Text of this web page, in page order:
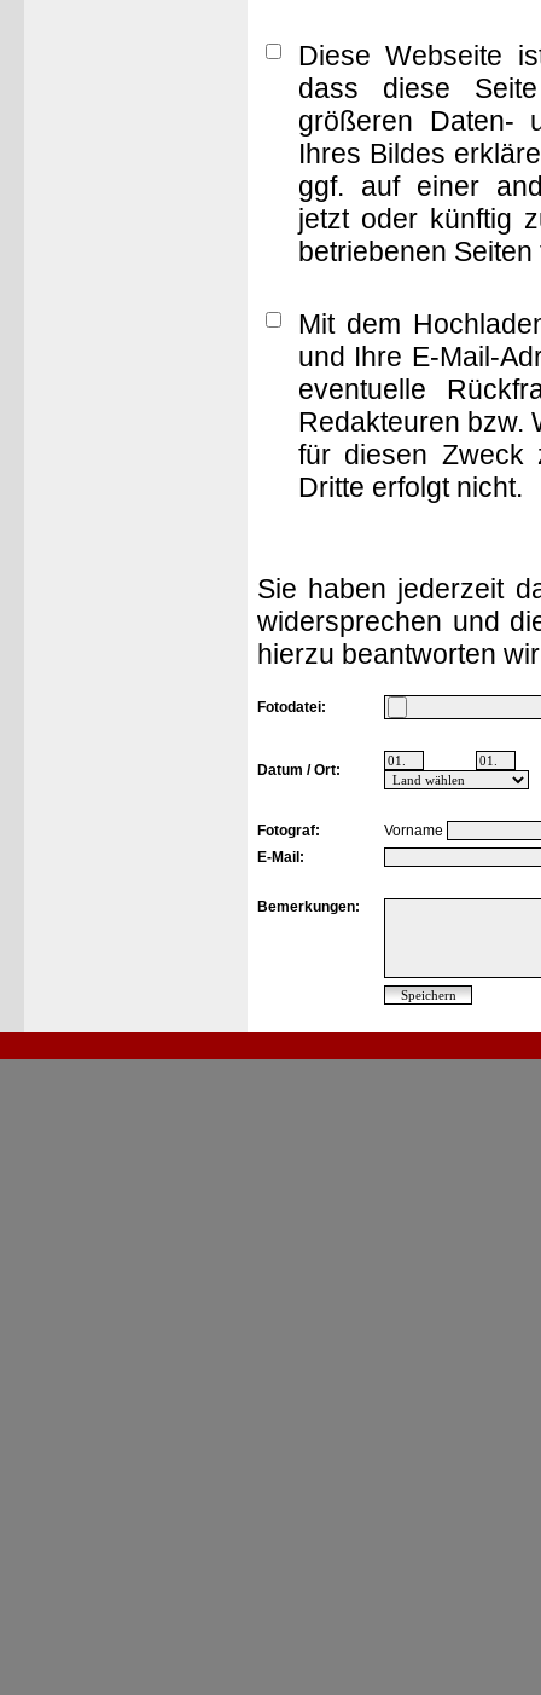
Diese Webseite
dass diese
größeren Daten-
Ihres Bildes
ggf. auf einer
jetzt oder künftig
betriebenen
Mit dem
und Ihre E-Mail-
eventuelle
Redakteuren bzw.
für diesen Zweck
Dritte erfolgt nicht.
Sie haben jederzeit
widersprechen und
hierzu beantworten
Fotodatei:
Datum / Ort:
Fotograf:
Vorname
E-Mail:
Bemerkungen: